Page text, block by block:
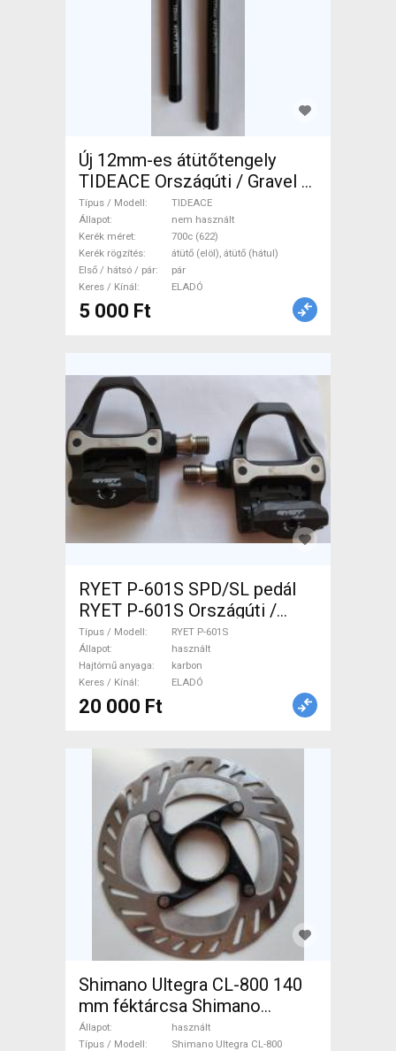
Új 12mm-es átütőtengely
TIDEACE Országúti / Gravel /
Triatlon Alkatrész, Országúti
Kerék / Felni / Gumi 700c
(622) nem használt ELADÓ
Típus / Modell
TIDEACE
Állapot
nem használt
Kerék méret
700c (622)
Kerék rögzítés
átütő (elöl), átütő (hátul)
Első / hátsó / pár
pár
Keres / Kínál
ELADÓ
5 000 Ft
RYET P-601S SPD/SL pedál
RYET P-601S Országúti /
Gravel / Triatlon Alkatrész,
Országúti Hajtásrendszer
használt ELADÓ
Típus / Modell
RYET P-601S
Állapot
használt
Hajtómű anyaga
karbon
Keres / Kínál
ELADÓ
20 000 Ft
Shimano Ultegra CL-800 140
mm féktárcsa Shimano
Ultegra CL-800 Országúti /
Állapot
használt
Típus / Modell
Shimano Ultegra CL-800